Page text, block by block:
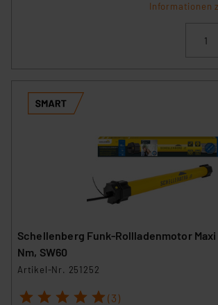
Informationen
Schellenberg Funk-Rollladenmotor Maxi
Nm, SW60
Artikel-Nr. 251252
1 2 3 4 5 (3)